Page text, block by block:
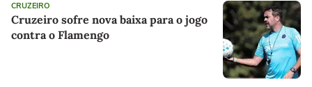
CRUZEIRO
Cruzeiro sofre nova baixa para o jogo
contra o Flamengo